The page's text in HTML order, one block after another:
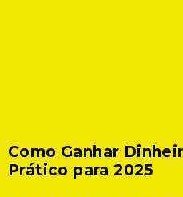
Como Ganhar
Prático para 2025